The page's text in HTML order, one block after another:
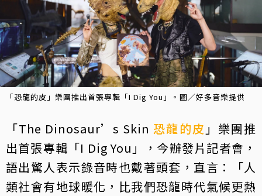
「恐龍的皮」樂團推出首張專輯「I Dig You」。圖／好多音樂提供
「The Dinosaur’s Skin 恐龍的皮 」樂團推
出首張專輯「I Dig You」，今辦發片記者會，
語出驚人表示錄音時也戴著頭套，直言：「人
類社會有地球暖化，比我們恐龍時代氣候更熱